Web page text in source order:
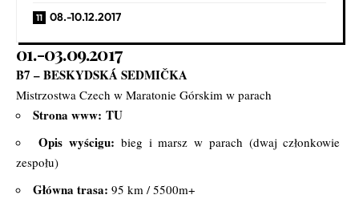
08.-10.12.2017
01.-03.09.2017
B7 – BESKYDSKÁ SEDMIČKA
Mistrzostwa Czech w Maratonie Górskim w parach
Strona www: TU
Opis wyścigu: bieg i marsz w parach (dwaj członkowie
zespołu)
Główna trasa: 95 km / 5500m+